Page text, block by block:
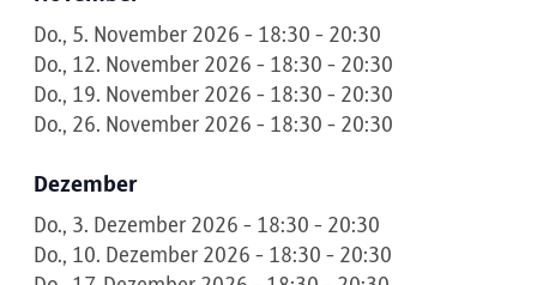
Do., 5. November 2026 - 18:30 - 20:30
Do., 12. November 2026 - 18:30 - 20:30
Do., 19. November 2026 - 18:30 - 20:30
Do., 26. November 2026 - 18:30 - 20:30
Dezember
Do., 3. Dezember 2026 - 18:30 - 20:30
Do., 10. Dezember 2026 - 18:30 - 20:30